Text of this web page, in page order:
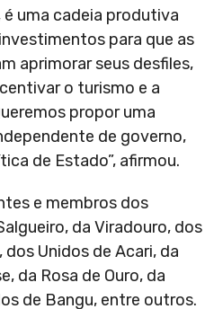
uma cadeia produtiva
para que as
aprimorar seus desfiles,
o turismo e a
propor uma
de governo,
de Estado”, afirmou.
e membros dos
da Viradouro, dos
Unidos de Acari, da
da Rosa de Ouro, da
de Bangu, entre outros.